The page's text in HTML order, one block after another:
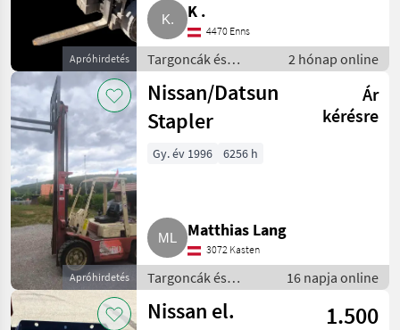
Apróhirdetés
K .
4470 Enns
Targoncák és
raktártechnika /
Targonca
2 hónap online
Apróhirdetés
Nissan/Datsun
Stapler
Ár
kérésre
Gy. év 1996 6256 h
Matthias Lang
3072 Kasten
Targoncák és
raktártechnika /
Targonca
16 napja online
Nissan el.
1.500